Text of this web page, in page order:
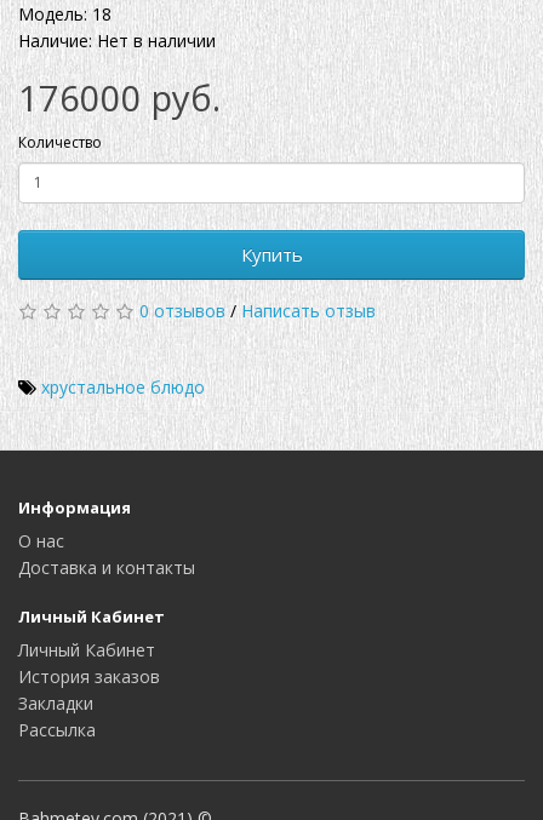
Модель: 18
Наличие: Нет в наличии
176000 руб.
Количество
Купить
0 отзывов / Написать отзыв
хрустальное блюдо
Информация
О нас
Доставка и контакты
Личный Кабинет
Личный Кабинет
История заказов
Закладки
Рассылка